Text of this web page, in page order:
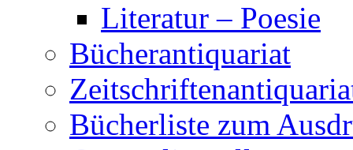
Literatur – Poesie
Bücherantiquariat
Bücherliste zum